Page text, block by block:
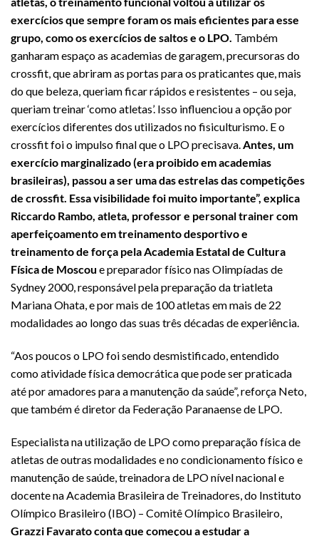
exercícios que sempre foram os mais eficientes para esse
grupo, como os exercícios de saltos e o LPO. Também
ganharam espaço as academias de garagem, precursoras do
crossfit, que abriram as portas para os praticantes que, mais
do que beleza, queriam ficar rápidos e resistentes – ou seja,
queriam treinar ‘como atletas’. Isso influenciou a opção por
exercícios diferentes dos utilizados no fisiculturismo. E o
crossfit foi o impulso final que o LPO precisava.Antes, um
exercício marginalizado (era proibido em academias
brasileiras), passou a ser uma das estrelas das competições
de crossfit. Essa visibilidade foi muito importante”, explica
Riccardo Rambo, atleta, professor e personal trainer com
aperfeiçoamento em treinamento desportivo e
treinamento de força pela Academia Estatal de Cultura
Física de Moscou e preparador físico nas Olimpíadas de
Sydney 2000, responsável pela preparação da triatleta
Mariana Ohata, e por mais de 100 atletas em mais de 22
modalidades ao longo das suas três décadas de experiência.
“Aos poucos o LPO foi sendo desmistificado, entendido
como atividade física democrática que pode ser praticada
até por amadores para a manutenção da saúde”, reforça Neto,
que também é diretor da Federação Paranaense de LPO.
Especialista na utilização de LPO como preparação física de
atletas de outras modalidades e no condicionamento físico e
manutenção de saúde, treinadora de LPO nível nacional e
docente na Academia Brasileira de Treinadores, do Instituto
Olímpico Brasileiro (IBO) – Comitê Olímpico Brasileiro,
Grazzi Favarato conta que começou a estudar a